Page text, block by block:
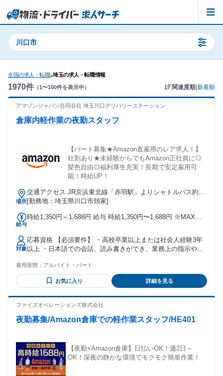
川口市
全国の求人・転職>埼玉の求人・転職情報
1970件 （1〜100件を表示中） 関連度順 新着順
アマゾンジャパン合同会社 埼玉川口デリバリーステーション
倉庫内軽作業の夜勤スタッフ
【パート募集★Amazon直雇用のレア求人！】
社割あり★未経験からでもAmazon正社員に◎
髪色自由◎福利厚生充実！長期で安定雇用可
能！時給UP！
場所
交通アクセス JR京浜東北線「赤羽駅」よりシャトルバス約30
分 赤羽駅／赤羽岩淵駅／谷在家二丁目から国際興業バス乗
トルバス運行あり ※自転車通勤可 ※車、バイク通勤不可
[勤務地：埼玉県川口市領家]
給与
時給1,350円～1,688円 給与 時給1,350円〜1,688円 ※MAX時
対象
応募資格 【必須要件】 ・高校卒業以上または社会人経験3年
以上 ・日本語での会話、読み書きができ、業務上の指示や安
作ができる（業務で専用端末を使用するため） ※在留資格に
基づく就労時間・就労範囲の制限により勤務条件を満たせな
い場合は、ご応募いただけません。 ＼こんな方も活躍してい
業の経験がある方 ・Amazonで働いてみたい方 ・夜間働いて
い 商品検品、仕分けやピッキングなどの倉庫内作業の経験が
造経験（梱包・包装・組立・加工など）や、 簡単なライン作
業の経験がある方も経験を活かして働いています。
雇用形態： アルバイト・パート
お気に入り 詳細を見る
ファイズオペレーションズ株式会社
夜勤募集/Amazon倉庫での軽作業スタッフ/HE401
【夜勤×Amazon倉庫】日払いOK！週2日～
OK！深夜の静かな環境でモクモク簡単作業！